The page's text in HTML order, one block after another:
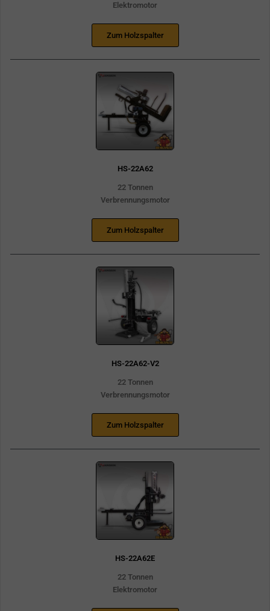
Elektromotor
Zum Holzspalter
HS-22A62
22 Tonnen
Verbrennungsmotor
Zum Holzspalter
HS-22A62-V2
22 Tonnen
Verbrennungsmotor
Zum Holzspalter
HS-22A62E
22 Tonnen
Elektromotor